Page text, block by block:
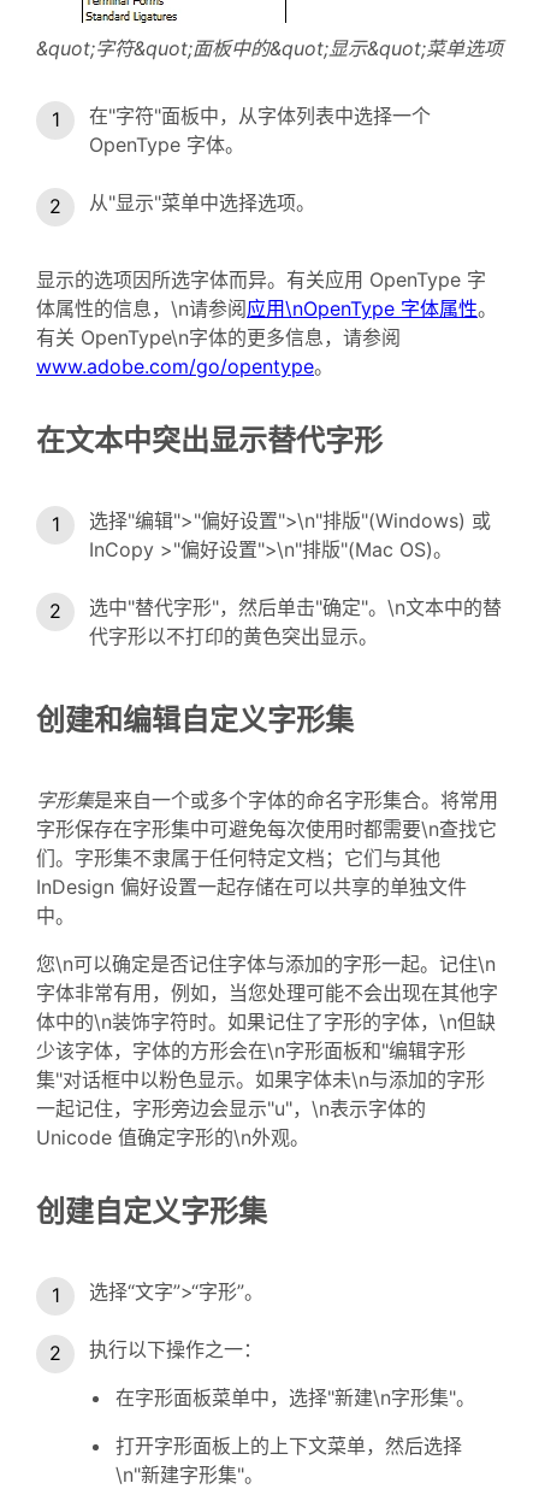
&quot;字符&quot;面板中的&quot;显示&quot;菜单选项
在"字符"面板中，从字体列表中选择一个
OpenType 字体。
从"显示"菜单中选择选项。
显示的选项因所选字体而异。有关应用 OpenType 字
体属性的信息，\n请参阅应用\nOpenType 字体属性。
有关 OpenType\n字体的更多信息，请参阅
www.adobe.com/go/opentype。
在文本中突出显示替代字形
选择"编辑">"偏好设置">\n"排版"(Windows) 或
InCopy >"偏好设置">\n"排版"(Mac OS)。
选中"替代字形"，然后单击"确定"。\n文本中的替
代字形以不打印的黄色突出显示。
创建和编辑自定义字形集
字形集是来自一个或多个字体的命名字形集合。将常用
字形保存在字形集中可避免每次使用时都需要\n查找它
们。字形集不隶属于任何特定文档；它们与其他
InDesign 偏好设置一起存储在可以共享的单独文件
中。
您\n可以确定是否记住字体与添加的字形一起。记住\n
字体非常有用，例如，当您处理可能不会出现在其他字
体中的\n装饰字符时。如果记住了字形的字体，\n但缺
少该字体，字体的方形会在\n字形面板和"编辑字形
集"对话框中以粉色显示。如果字体未\n与添加的字形
一起记住，字形旁边会显示"u"，\n表示字体的
Unicode 值确定字形的\n外观。
创建自定义字形集
选择“文字”>“字形”。
执行以下操作之一：
在字形面板菜单中，选择"新建\n字形集"。
打开字形面板上的上下文菜单，然后选择
\n"新建字形集"。